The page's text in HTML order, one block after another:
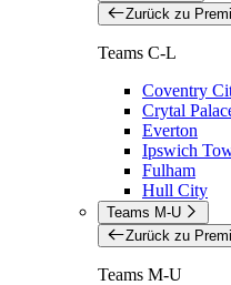
Zurück zu
Teams C-L
Coventry
Crytal
Everton
Ipswich
Fulham
Hull City
Teams M-U
Zurück zu
Teams M-U